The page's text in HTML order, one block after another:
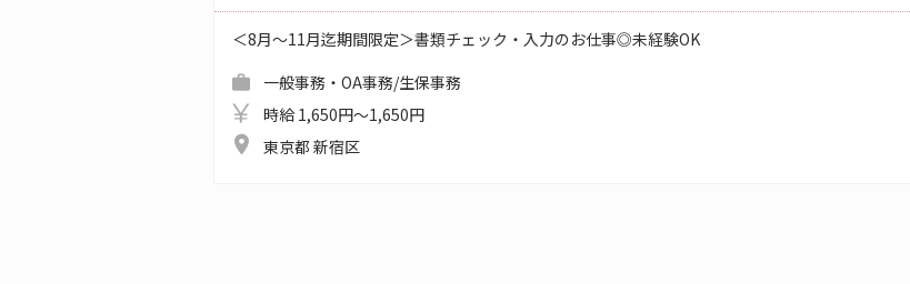
＜8月～11月迄期間限定＞書類チェック・入力のお仕事◎未経験OK
一般事務・OA事務/生保事務
時給 1,650円～1,650円
東京都 新宿区